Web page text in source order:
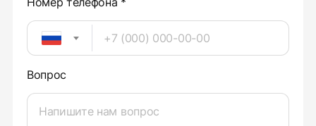
Вопрос